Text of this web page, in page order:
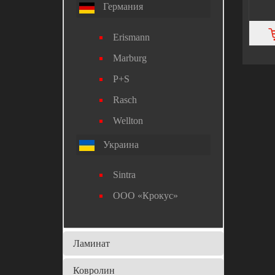
Германия
Erismann
Marburg
P+S
Rasch
Wellton
Украина
Sintra
ООО «Крокус»
Ламинат
Ковролин